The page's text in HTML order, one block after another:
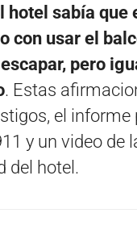
hotel sabía que
con usar el
pero
. Estas
el informe
y un video de
del hotel.